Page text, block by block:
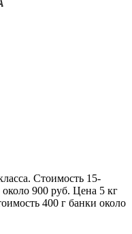
Стоимость 15-
900 руб. Цена 5 кг
400 г банки около